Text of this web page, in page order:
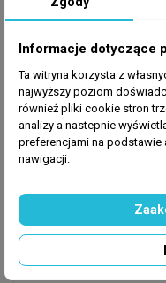
buforującego i
podczas dozowania
kiedy włącza się
Ph rośnie w górę, a
twoim akwarium
a stosowanie Red
korzystny efekt,
monitorowanie Ph i
wykonanie 25%
każdej dawce.
stosowania węgla,
Informacje dotyczące
Ta witryna korzysta z
najwyższy poziom
również pliki cookie stron
analizy a nastepnie
preferencjami na
nawigacji.